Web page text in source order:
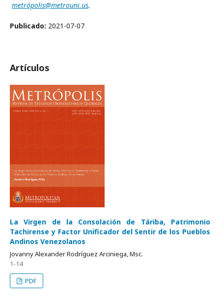
metrópolis@metrouni.us.
Publicado: 2021-07-07
Artículos
La Virgen de la Consolación de Táriba, Patrimonio
Tachirense y Factor Unificador del Sentir de los Pueblos
Andinos Venezolanos
Jovanny Alexander Rodríguez Arciniega, Msc.
1-14
PDF